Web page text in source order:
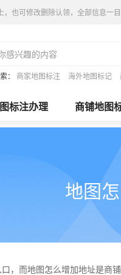
也可修改删除认领，全部信息一
： 商家地图标注 海外地图标记
标注办理 商铺地图
地图
，而地图怎么增加地址是商